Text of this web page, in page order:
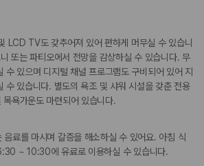
주차장
LCD TV도 갖추어져 있어 편하게 머무실 수 있습니
또는 파티오에서 전망을 감상하실 수 있습니다. 무
수 있으며 디지털 채널 프로그램도 구비되어 있어 지
수 있습니다. 별도의 욕조 및 샤워 시설을 갖춘 전용
욕가운도 마련되어 있습니다.
음료를 마시며 갈증을 해소하실 수 있어요. 아침 식
~ 10:30에 유료로 이용하실 수 있습니다.